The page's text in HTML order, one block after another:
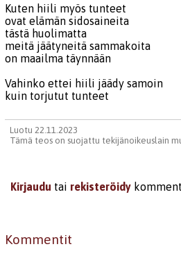
Kuten hiili myös tunteet
ovat elämän sidosaineita
tästä huolimatta
meitä jäätyneitä sammakoita
on maailma täynnään
Vahinko ettei hiili jäädy samoin
kuin torjutut tunteet
Luotu 22.11.2023
Tämä teos on suojattu tekijänoikeuslain
Kirjaudu tai rekisteröidy
Kommentit